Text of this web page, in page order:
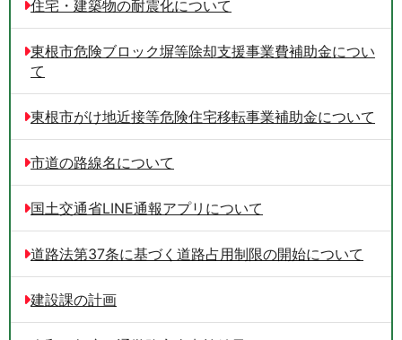
住宅・建築物の耐震化について
東根市危険ブロック塀等除却支援事業費補助金につい
て
東根市がけ地近接等危険住宅移転事業補助金について
市道の路線名について
国土交通省LINE通報アプリについて
道路法第37条に基づく道路占用制限の開始について
建設課の計画